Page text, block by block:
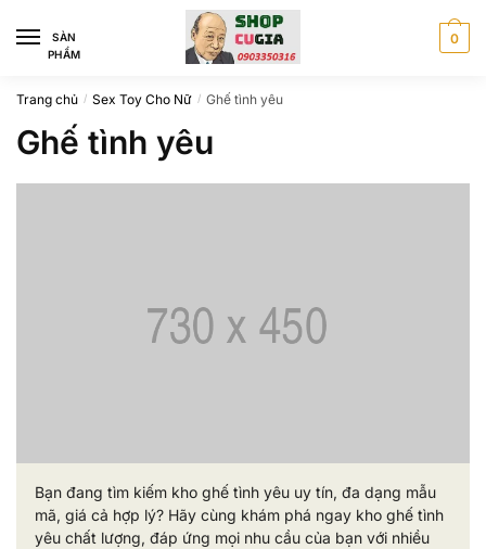
navigation
content
SÀN
PHẨM
0
Trang chủ / Sex Toy Cho Nữ / Ghế tình yêu
Ghế tình yêu
Bạn đang tìm kiếm kho ghế tình yêu uy tín, đa dạng mẫu
mã, giá cả hợp lý? Hãy cùng khám phá ngay kho ghế tình
yêu chất lượng, đáp ứng mọi nhu cầu của bạn với nhiều